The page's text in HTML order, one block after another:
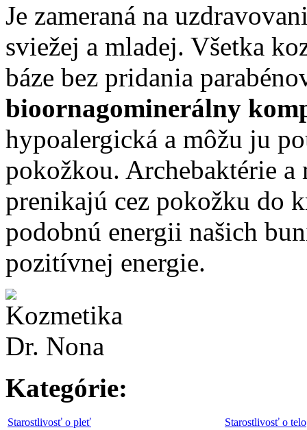
Je zameraná na
sviežej a mladej. Všetka
báze bez pridania
bioornagominerálny
hypoalergická a môžu ju
pokožkou. Archebaktérie
prenikajú cez pokožku do
podobnú energii našich
pozitívnej energie.
Kategórie:
Starostlivosť o pleť Starostlivosť o telo